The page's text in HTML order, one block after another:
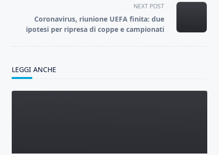
reader-
text">Page</span>
NEXT POST
Coronavirus, riunione UEFA finita: due
ipotesi per ripresa di coppe e campionati
LEGGI ANCHE